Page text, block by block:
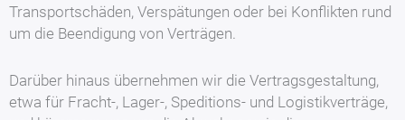
Transportschäden, Verspätungen oder bei Konflikten rund
um die Beendigung von Verträgen.
Darüber hinaus übernehmen wir die Vertragsgestaltung,
etwa für Fracht-, Lager-, Speditions- und Logistikverträge,